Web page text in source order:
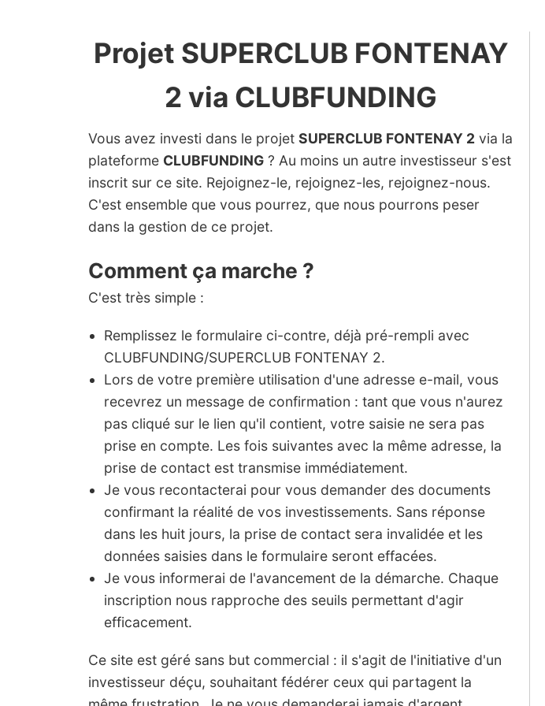
Projet SUPERCLUB FONTENAY
2 via CLUBFUNDING
Vous avez investi dans le projet SUPERCLUB FONTENAY 2 via la
plateforme CLUBFUNDING ? Au moins un autre investisseur s'est
inscrit sur ce site. Rejoignez-le, rejoignez-les, rejoignez-nous.
C'est ensemble que vous pourrez, que nous pourrons peser
dans la gestion de ce projet.
Comment ça marche ?
C'est très simple :
Remplissez le formulaire ci-contre, déjà pré-rempli avec
CLUBFUNDING/SUPERCLUB FONTENAY 2.
Lors de votre première utilisation d'une adresse e-mail, vous
recevrez un message de confirmation : tant que vous n'aurez
pas cliqué sur le lien qu'il contient, votre saisie ne sera pas
prise en compte. Les fois suivantes avec la même adresse, la
prise de contact est transmise immédiatement.
Je vous recontacterai pour vous demander des documents
confirmant la réalité de vos investissements. Sans réponse
dans les huit jours, la prise de contact sera invalidée et les
données saisies dans le formulaire seront effacées.
Je vous informerai de l'avancement de la démarche. Chaque
inscription nous rapproche des seuils permettant d'agir
efficacement.
Ce site est géré sans but commercial : il s'agit de l'initiative d'un
investisseur déçu, souhaitant fédérer ceux qui partagent la